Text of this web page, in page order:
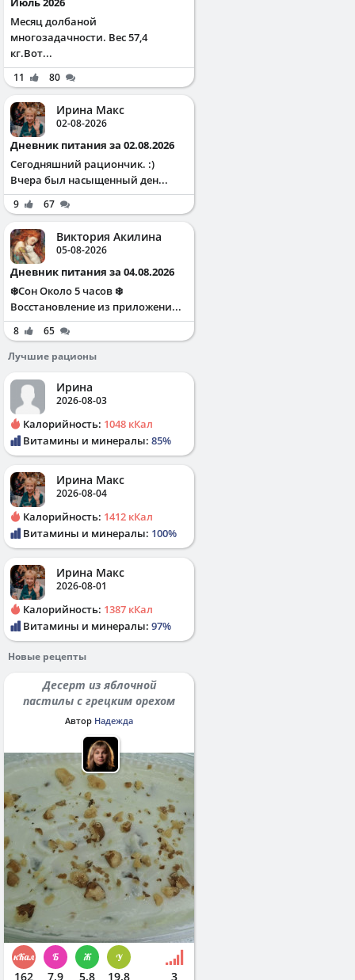
Месяц долбаной
многозадачности. Вес 57,4
кг.Вот...
11 80
Ирина Макс
02-08-2026
Дневник питания за 02.08.2026
Сегодняшний рациончик. :)
Вчера был насыщенный ден...
9 67
Виктория Акилина
05-08-2026
Дневник питания за 04.08.2026
❄️Сон Около 5 часов ❄️
Восстановление из приложени...
8
65
Лучшие рационы
Ирина
2026-08-03
Калорийность: 1048 кКал
Витамины и минералы: 85%
Ирина Макс
2026-08-04
Калорийность: 1412 кКал
Витамины и минералы: 100%
Ирина Макс
2026-08-01
Калорийность: 1387 кКал
Витамины и минералы: 97%
Новые рецепты
Десерт из яблочной
пастилы с грецким орехом
Автор Надежда
162 7.9 5.8 19.8 3